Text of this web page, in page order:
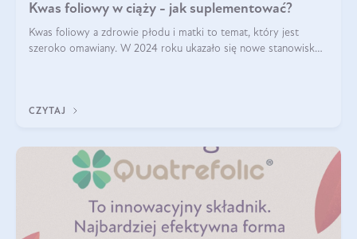
Kwas foliowy w ciąży - jak suplementować?
Kwas foliowy a zdrowie płodu i matki to temat, który jest
szeroko omawiany. W 2024 roku ukazało się nowe stanowisko
CZYTAJ